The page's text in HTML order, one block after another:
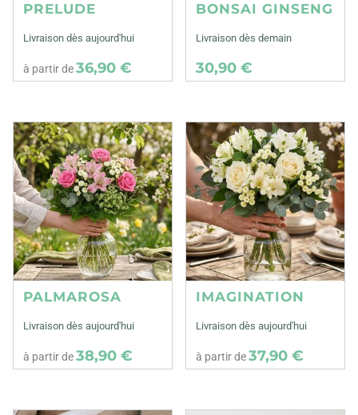
PRELUDE
Livraison dès aujourd'hui
à partir de36,90 €
BONSAI GINSENG
Livraison dès demain
30,90 €
PALMAROSA
Livraison dès aujourd'hui
à partir de38,90 €
IMAGINATION
Livraison dès aujourd'hui
à partir de37,90 €